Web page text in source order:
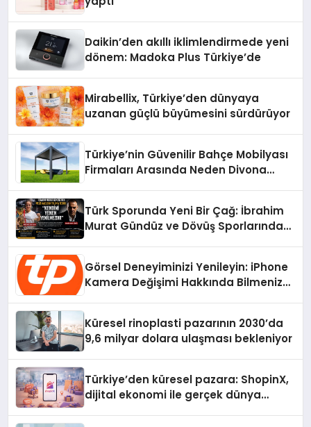
Daikin’den akıllı iklimlendirmede yeni
dönem: Madoka Plus Türkiye’de
Mirabellix, Türkiye’den dünyaya
uzanan güçlü büyümesini sürdürüyor
Türkiye’nin Güvenilir Bahçe Mobilyası
Firmaları Arasında Neden Divona
Türk Sporunda Yeni Bir Çağ: İbrahim
Murat Gündüz ve Dövüş Sporlarında
Görsel Deneyiminizi Yenileyin: iPhone
Kamera Değişimi Hakkında Bilmeniz
Küresel rinoplasti pazarının 2030’da
9,6 milyar dolara ulaşması bekleniyor
Türkiye’den küresel pazara: ShopinX,
dijital ekonomi ile gerçek dünya